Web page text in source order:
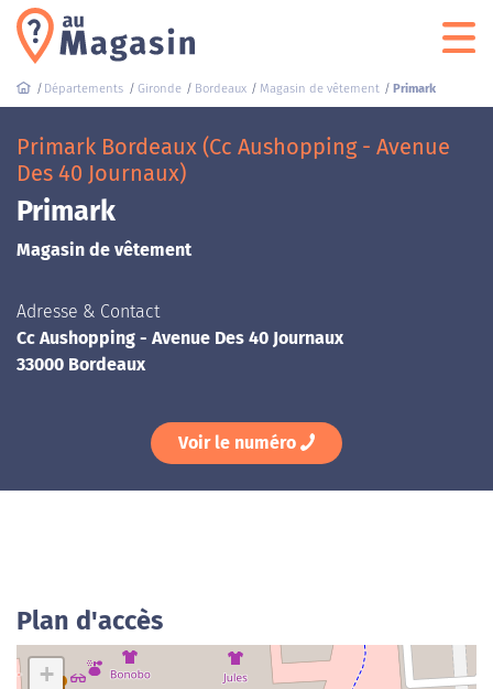
Départements Gironde Bordeaux Magasin de vêtement Primark
Primark Bordeaux (Cc Aushopping - Avenue
Des 40 Journaux)
Primark
Magasin de vêtement
Adresse & Contact
Cc Aushopping - Avenue Des 40 Journaux
33000 Bordeaux
Voir le numéro
Plan d'accès
+